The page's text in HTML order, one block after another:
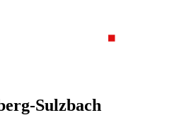
Sulzbach